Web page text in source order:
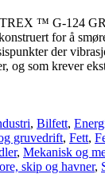
™ G-124
for å
der
og som krever
, Bilfett,
gruvedrift, Fett,
, Mekanisk og
skip og havner,